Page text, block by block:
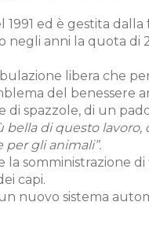
1991 ed è gestita
negli anni la quota di
libera che
del
di spazzole, di un
bella di questo
gli animali”.
la somministrazione
capi.
nuovo sistema